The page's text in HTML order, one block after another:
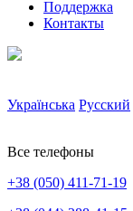
Поддержка
Контакты
Українська Русский
Все телефоны
+38 (050) 411-71-19